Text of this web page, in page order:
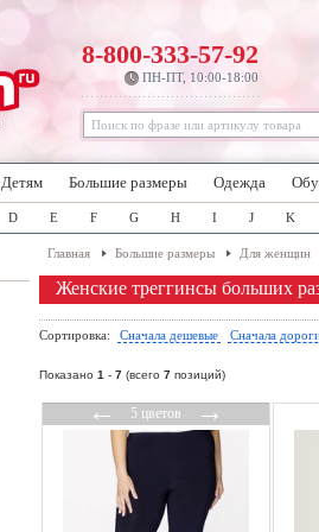
8-800-333-57-92
ПН-ПТ, 10:00-18:00
Детям Большие размеры Одежда
D E F G H I J K
Главная Большие размеры Для женщин
Женские треггинсы больших
Сортировка: Сначала дешевые Сначала
Показано 1 - 7 (всего 7 позиций)
←5 цветов→